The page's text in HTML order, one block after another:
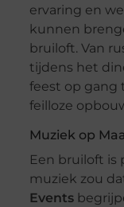
ervaring en
kunnen
bruiloft. Van
tijdens het
feest op gang
feilloze
Muziek op
Een bruiloft is
muziek zou
Events